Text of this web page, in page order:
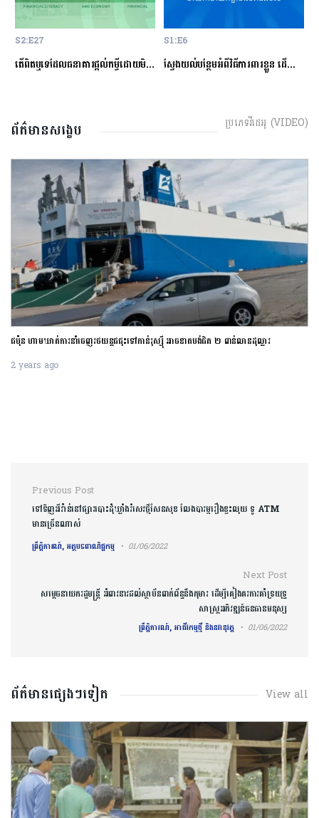
S2:E27
តើពិតឬទេដែលធនាគារផ្ដល់កម្ចីដោយមិនសិក្សាលើលទ្ធភាពសងត្រឡប់?
S1:E6
ស្វែងយល់បន្ថែមអំពីវិធីការពារខ្លួន ដើម្បីជៀសវាងពីការឆបោកតាមបច្ចេកវិទ្យាហិរញ្ញវត្ថុ!
ព័ត៌មានសង្ខេប ប្រភេទវីដេអូ (VIDEO)
ជប៉ុន ហាមឃាត់ការនាំចេញរថយន្តជជុះទៅកាន់រុស្ស៊ី អាចខាតបង់ជិត ២ ពាន់លានដុល្លារ
2 years ago
Post navigation
Previous Post
ទៅទិញអីវ៉ាន់នៅផ្សារបោះដុំឃ្លាំងរំសេវថ្មីសែនសុខ លែងបារម្ភរឿងខ្វះលុយ ទូ ATM
មានច្រើនណាស់
ព្រឹត្តិការណ៍, អត្ថបទពាណិជ្ជកម្ម 01/06/2022
Next Post
សម្ដេចនាយករដ្ឋមន្ត្រី អំពាវនាវដល់ស្ថាប័នពាក់ព័ន្ធនឹងកុមារ ដើម្បីគៀងគរការគាំទ្រយុទ្ធ
សាស្ត្រអភិវឌ្ឍន៍ធនធានមនុស្ស
ព្រឹត្តិការណ៍, អាជីវកម្មថ្មី និងនវានុវត្ត 01/06/2022
ព័ត៌មានផ្សេងៗទៀត View all